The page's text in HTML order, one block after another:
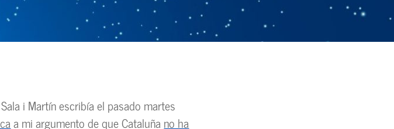
i Martín escribía el pasado martes
a mi argumento de que Cataluña no ha